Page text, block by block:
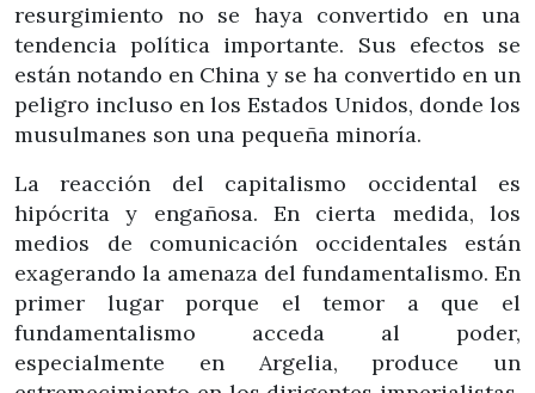
resurgimiento no se haya convertido en una
tendencia política importante. Sus efectos se
están notando en China y se ha convertido en un
peligro incluso en los Estados Unidos, donde los
musulmanes son una pequeña minoría.
La reacción del capitalismo occidental es
hipócrita y engañosa. En cierta medida, los
medios de comunicación occidentales están
exagerando la amenaza del fundamentalismo. En
primer lugar porque el temor a que el
fundamentalismo acceda al poder,
especialmente en Argelia, produce un